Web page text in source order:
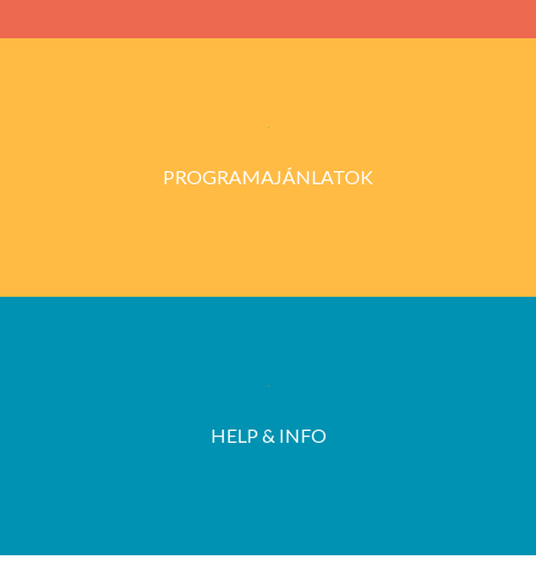
PROGRAMAJÁNLATOK
HELP & INFO